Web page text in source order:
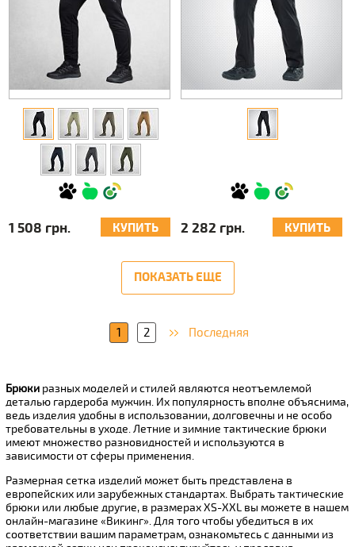
1 508 грн. КУПИТЬ 2 282 грн. КУПИТЬ
ПОКАЗАТЬ ЕЩЕ
1 2 Последняя
Брюки разных моделей и стилей являются неотъемлемой
деталью гардероба мужчин. Их популярность вполне объяснима,
ведь изделия удобны в использовании, долговечны и не особо
требовательны в уходе. Летние и зимние тактические брюки
имеют множество разновидностей и используются в
зависимости от сферы применения.
Размерная сетка изделий может быть представлена в
европейских или зарубежных стандартах. Выбрать тактические
брюки или любые другие, в размерах XS-XXL вы можете в нашем
онлайн-магазине «Викинг». Для того чтобы убедиться в их
соответствии вашим параметрам, ознакомьтесь с данными из